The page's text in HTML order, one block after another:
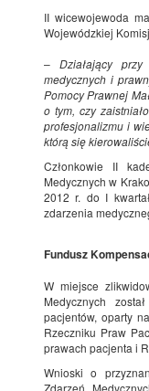
II wicewojewoda
Wojewódzkiej
– Działający
medycznych i
Pomocy Prawnej
o tym, czy
profesjonalizmu i
którą się
Członkowie II
Medycznych w
2012 r. do I
zdarzenia
Fundusz
W miejsce
Medycznych
pacjentów, oparty
Rzeczniku Praw
prawach pacjenta i
Wnioski o
Zdarzeń